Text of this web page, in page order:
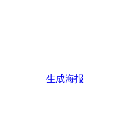
生成海报